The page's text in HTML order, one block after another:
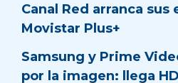
Canal Red arranca sus
Movistar Plus+
Samsung y Prime
por la imagen: llega